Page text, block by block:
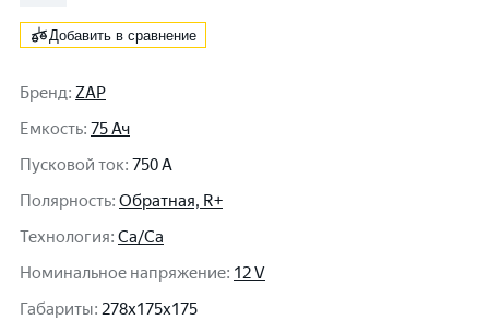
Добавить в сравнение
Бренд: ZAP
Емкость: 75 Ач
Пусковой ток: 750 A
Полярность: Обратная, R+
Технология: Ca/Ca
Номинальное напряжение: 12 V
Габариты: 278x175x175